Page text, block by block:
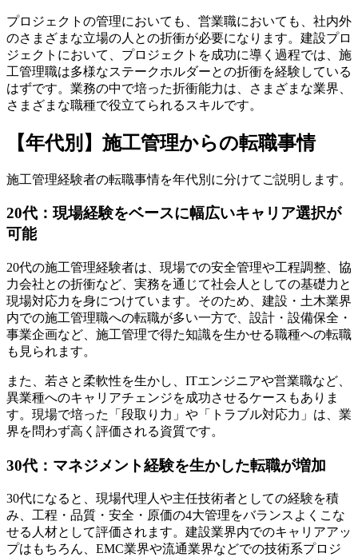
プロジェクトの管理においても、営業職においても、社内外
のさまざまな立場の人との折衝が必要になります。建設プロ
ジェクトにおいて、プロジェクトを成功に導く過程では、施
工管理職は多様なステークホルダーとの折衝を経験している
はずです。業務の中で培った折衝能力は、さまざまな業界、
さまざまな職種で役立てられるスキルです。
【年代別】施工管理からの転職事情
施工管理経験者の転職事情を年代別に分けてご説明します。
20代：現場経験をベースに幅広いキャリア選択が
可能
20代の施工管理経験者は、現場での安全管理や工程調整、協
力会社との折衝など、実務を通じて社会人としての基礎力と
現場対応力を身につけています。そのため、建設・土木業界
内での施工管理職への転職が多い一方で、設計・設備保全・
事業企画など、施工管理で得た知識を生かせる職種への転職
も見られます。
また、若さと柔軟性を生かし、ITエンジニアや営業職など、
異業種へのキャリアチェンジを成功させるケースもありま
す。現場で培った「段取り力」や「トラブル対応力」は、業
界を問わず高く評価される資質です。
30代：マネジメント経験を生かした転職が増加
30代になると、現場代理人や主任技術者としての経験を積
み、工程・品質・安全・原価の4大管理をバランスよくこな
せる人材として評価されます。建設業界内でのキャリアアッ
プはもちろん、EMC業界や流通業界などでの技術系プロジ